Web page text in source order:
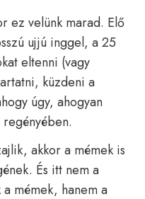
ez velünk marad. Elő
ujjú inggel, a 25
eltenni (vagy
küzdeni a
úgy, ahogyan
akkor a mémek is
És itt nem a
mémek, hanem a